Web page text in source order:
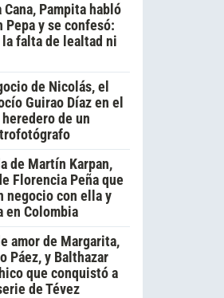
Cana, Pampita habló
y se confesó:
falta de lealtad ni
de Nicolás, el
Guirao Díaz en el
de un
de Martín Karpan,
Florencia Peña que
negocio con ella y
en Colombia
amor de Margarita,
Páez, y Balthazar
que conquistó a
de Tévez